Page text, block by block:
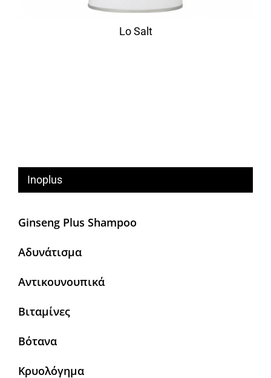
Lo Salt
Inoplus
Ginseng Plus Shampoo
Αδυνάτισμα
Αντικουνουπικά
Βιταμίνες
Βότανα
Κρυολόγημα